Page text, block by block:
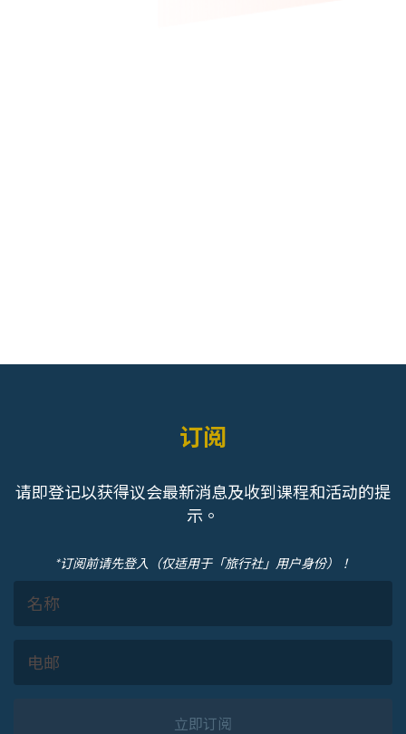
订阅
请即登记以获得议会最新消息及收到课程和活动的提
示。
*订阅前请先登入（仅适用于「旅行社」用户身份）！
立即订阅